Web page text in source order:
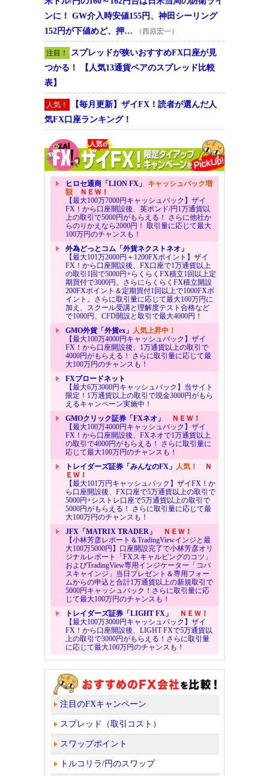
ンに！ GW介入時安値155円、神田シーリング
152円が下値めど、押…
（西原宏一）
注目！
スプレッドが狭いおすすめFX口座が見
つかる！ 【人気13通貨ペアのスプレッド比較
表】
人気！
【毎月更新】ザイFX！読者が選んだ人
気FX口座ランキング！
ヒロセ通商「LION FX」 キャッシュバック増
額ＮＥＷ！
【最大100万7000円キャッシュバック】ザイ
FX！から口座開設後、英ポンド/円1万通貨以
上の取引で5000円がもらえる！ さらに他社か
らのりかえなら2000円！ 取引量に応じて最大
100万円のチャンスも！
外為どっとコム「外貨ネクストネオ」
【最大101万2000円＋1200FXポイント】ザイ
FX！から口座開設後、FX口座で1万通貨以上
の取引1回で5000円+らくらくFX積立1回以上定
期買付で3000円。さらにらくらくFX積立開設
200FXポイント＆定期買付1回以上で1000FXポ
イント。さらに取引量に応じて最大100万円に
加え、スクール受講と理解度テスト合格など
で1000円、CFD開設と取引で最大4000円！
GMO外貨「外貨ex」 人気上昇中！
【最大100万4000円キャッシュバック】ザイ
FX！から口座開設後、1万通貨以上の取引で
4000円がもらえる！ さらに取引量に応じて最
大100万円のチャンスも！
FXブロードネット
【最大6万3000円キャッシュバック】当サイト
限定！1万通貨以上の取引で現金3000円がもら
えるキャンペーン実施中！
GMOクリック証券「FXネオ」
ＮＥＷ！
【最大100万4000円キャッシュバック】ザイ
FX！から口座開設後、FXネオで1万通貨以上
の取引で4000円がもらえる！ さらに取引量に
応じて最大100万円のチャンスも！
トレイダーズ証券「みんなのFX」 人気！
Ｎ
ＥＷ！
【最大101万円キャッシュバック】ザイFX！か
ら口座開設後、FX口座で5万通貨以上の取引で
5000円+シストレ口座で5万通貨以上の取引で
5000円がもらえる！ さらに取引量に応じて最
大100万円のチャンスも！
JFX「MATRIX TRADER」
ＮＥＷ！
【小林芳彦レポート＆TradingViewインジと最
大100万5000円】口座開設完了で小林芳彦オリ
ジナルレポート「FXスキャルピングのコツ」
およびTradingView専用インジケーター「コバ
スキャインジ」当日プレゼント＆専用フォー
ムからの申込と合計1万通貨以上の新規取引で
5000円キャッシュバック！さらに取引量に応
じて最大100万円のチャンスも！
トレイダーズ証券「LIGHT FX」
ＮＥＷ！
【最大100万3000円キャッシュバック】ザイ
FX！から口座開設後、LIGHT FXで5万通貨以
上の取引で3000円がもらえる！さらに取引量
に応じて最大100万円のチャンスも！
注目のFXキャンペーン
スプレッド（取引コスト）
スワップポイント
トルコリラ/円のスワップ